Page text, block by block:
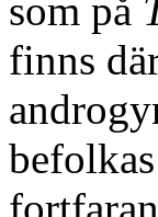
som på
finns